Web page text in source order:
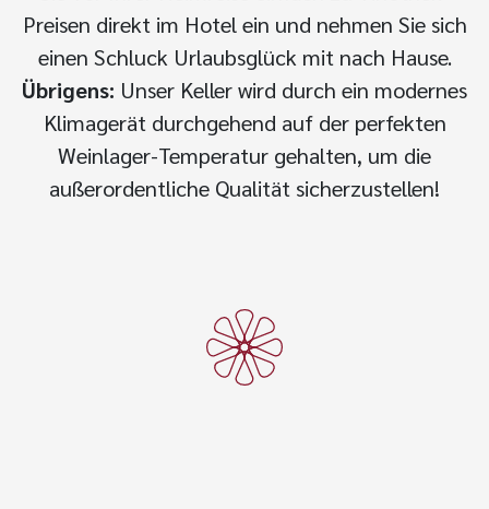
Preisen direkt im Hotel ein und nehmen Sie sich
einen Schluck Urlaubsglück mit nach Hause.
Übrigens: Unser Keller wird durch ein modernes
Klimagerät durchgehend auf der perfekten
Weinlager-Temperatur gehalten, um die
außerordentliche Qualität sicherzustellen!